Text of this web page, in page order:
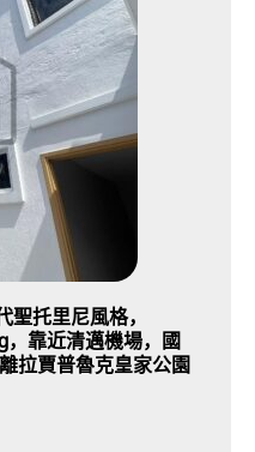
托里尼風格，
靠近清邁機場，國
拉賈普魯克皇家公園